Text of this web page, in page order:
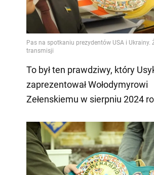
To był ten prawdziwy, który
zaprezentował Wołodymyrowi
Zełenskiemu w sierpniu 2024